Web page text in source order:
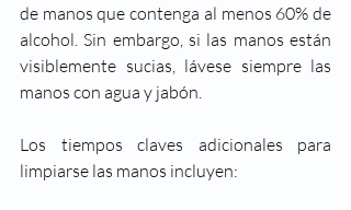
de manos que contenga al menos 60% de
alcohol. Sin embargo, si las manos están
visiblemente sucias, lávese siempre las
manos con agua y jabón.
Los tiempos claves adicionales para
limpiarse las manos incluyen: